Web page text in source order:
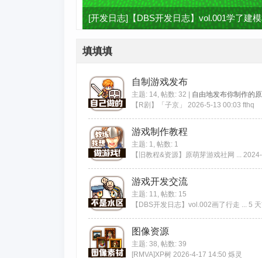
试用混元3D 3.1
填填填
自制游戏发布
主题: 14, 帖数: 32
自由地发布你制作的
【R剧】「子京」
2026-5-13 00:03 fthq
游戏制作教程
主题: 1, 帖数: 1
【旧教程&资源】原萌芽游戏社网 ...
游戏开发交流
主题: 11, 帖数: 15
【DBS开发日志】vol.002画了行走 ... 5
图像资源
主题: 38, 帖数: 39
[RMVA]XP树 2026-4-17 14:50 烁灵